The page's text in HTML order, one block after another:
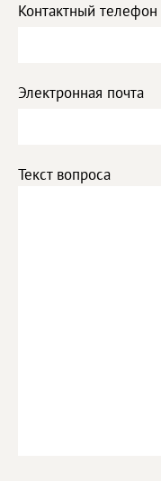
Контактный телефон
Электронная почта
Текст вопроса